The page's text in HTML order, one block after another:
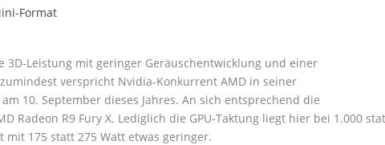
3D-Leistung mit geringer Geräuschentwicklung und einer
verspricht Nvidia-Konkurrent AMD in seiner
10. September dieses Jahres. An sich entsprechend die
Radeon R9 Fury X. Lediglich die GPU-Taktung liegt hier bei 1.000
mit 175 statt 275 Watt etwas geringer.